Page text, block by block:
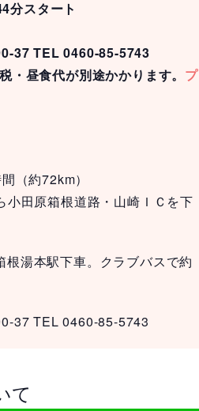
分スタート
37 TEL 0460-85-5743
昼食代が別途かかります。 プ
（約72km）
田原箱根道路・山崎ＩＣを下
湯本駅下車。クラブバスで約
37 TEL 0460-85-5743
て